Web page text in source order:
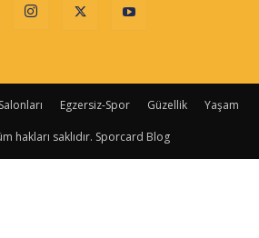
Egzersiz-Spor Güzellik Yaşam
hakları saklıdır. Sporcard Blog